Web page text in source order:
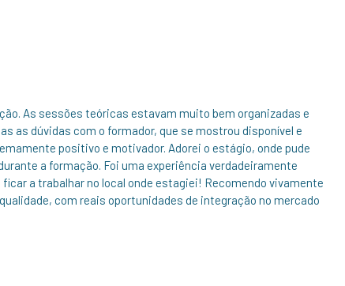
As sessões teóricas estavam muito bem organizadas e
as dúvidas com o formador, que se mostrou disponível e
positivo e motivador. Adorei o estágio, onde pude
a formação. Foi uma experiência verdadeiramente
a trabalhar no local onde estagiei! Recomendo vivamente
com reais oportunidades de integração no mercado